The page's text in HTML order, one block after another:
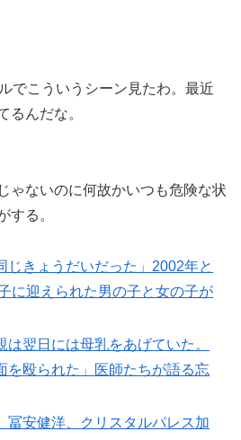
でこういうシーン見たわ。最近
るんだな。
ゃないのに何故かいつも危険な状
する。
じきょうだいだった」2002年と
に迎えられた男の子と女の子が
翌日には母乳をあげていた。
を殴られた」医師たちが語る忘
冨安健洋、クリスタルパレス加